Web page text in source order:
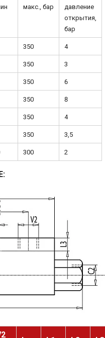
макс., бар
давление
открытия,
бар
350 4
350 3
350 6
350 8
350 4
350 3,5
300 2